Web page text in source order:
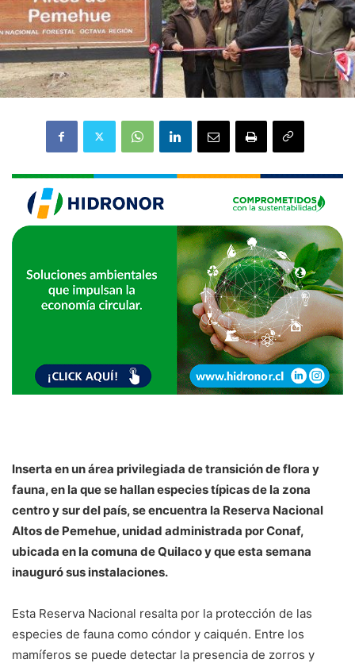
Inserta en un área privilegiada de transición de flora y
fauna, en la que se hallan especies típicas de la zona
centro y sur del país, se encuentra la Reserva Nacional
Altos de Pemehue, unidad administrada por Conaf,
ubicada en la comuna de Quilaco y que esta semana
inauguró sus instalaciones.
Esta Reserva Nacional resalta por la protección de las
especies de fauna como cóndor y caiquén. Entre los
mamíferos se puede detectar la presencia de zorros y